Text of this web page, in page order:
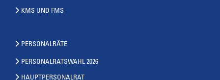
KMS UND FMS
PERSONALRÄTE
PERSONALRATSWAHL 2026
HAUPTPERSONALRAT